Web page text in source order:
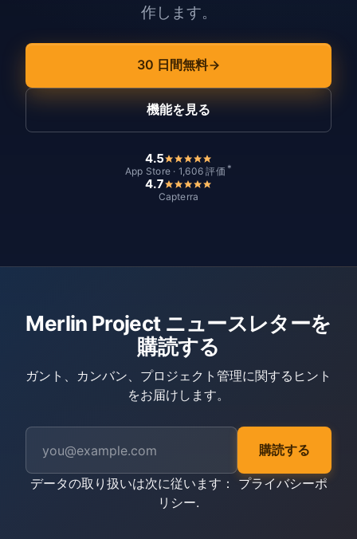
作します。
30 日間無料
機能を見る
4.5
App Store · 1,606 評価 *
4.7
Capterra
Merlin Project ニュースレターを
購読する
ガント、カンバン、プロジェクト管理に関するヒント
をお届けします。
購読する
データの取り扱いは次に従います： プライバシーポ
リシー.